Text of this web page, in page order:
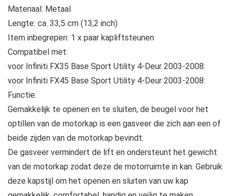
Materiaal: Metaal
Lengte: ca. 33,5 cm (13,2 inch)
Item inbegrepen: 1 x paar kapliftsteunen
Compatibel met:
voor Infiniti FX35 Base Sport Utility 4-Deur 2003-2008:
voor Infiniti FX45 Base Sport Utility 4-Deur 2003-2008:
Functie:
Gemakkelijk te openen en te sluiten, de beugel voor het
optillen van de motorkap is een gasveer die zich aan een of
beide zijden van de motorkap bevindt.
De gasveer vermindert de lift en ondersteunt het gewicht
van de motorkap zodat deze de motorruimte in kan. Gebruik
deze kapstijl om het openen en sluiten van uw kap